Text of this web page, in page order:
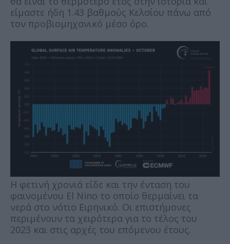
είμαστε ήδη 1.43 βαθμούς Κελσίου πάνω από
τον προβιομηχανικό μέσο όρο.
Η φετινή χρονιά είδε και την ένταση του
φαινομένου El Nino το οποίο θερμαίνει τα
νερά στο νότιο Ειρηνικό. Οι επιστήμονες
περιμένουν τα χειρότερα για το τέλος του
2023 και στις αρχές του επόμενου έτους.